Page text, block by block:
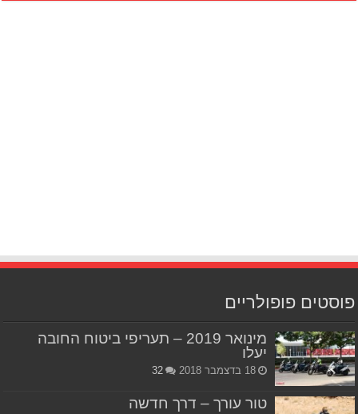
פוסטים פופולריים
מינואר 2019 – תעריפי ביטוח החובה
יעלו
18 בדצמבר 2018 32
טור עורך – דרך חדשה